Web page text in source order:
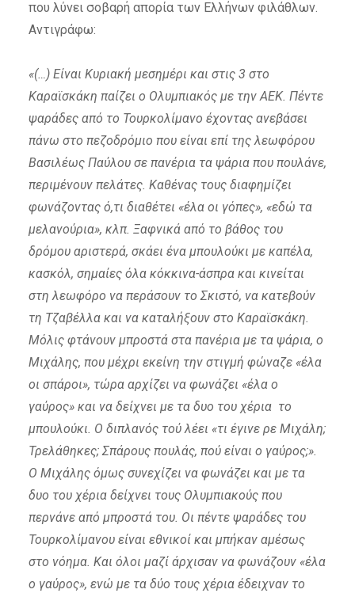
που λύνει σοβαρή απορία των Ελλήνων φιλάθλων.
Αντιγράφω:
«(…) Είναι Κυριακή μεσημέρι και στις 3 στο
Καραϊσκάκη παίζει ο Ολυμπιακός με την ΑΕΚ. Πέντε
ψαράδες από το Τουρκολίμανο έχοντας ανεβάσει
πάνω στο πεζοδρόμιο που είναι επί της λεωφόρου
Βασιλέως Παύλου σε πανέρια τα ψάρια που πουλάνε,
περιμένουν πελάτες. Καθένας τους διαφημίζει
φωνάζοντας ό,τι διαθέτει «έλα οι γόπες», «εδώ τα
μελανούρια», κλπ. Ξαφνικά από το βάθος του
δρόμου αριστερά, σκάει ένα μπουλούκι με καπέλα,
κασκόλ, σημαίες όλα κόκκινα-άσπρα και κινείται
στη λεωφόρο να περάσουν το Σκιστό, να κατεβούν
τη Τζαβέλλα και να καταλήξουν στο Καραϊσκάκη.
Μόλις φτάνουν μπροστά στα πανέρια με τα ψάρια, ο
Μιχάλης, που μέχρι εκείνη την στιγμή φώναζε «έλα
οι σπάροι», τώρα αρχίζει να φωνάζει «έλα ο
γαύρος» και να δείχνει με τα δυο του χέρια το
μπουλούκι. Ο διπλανός τού λέει «τι έγινε ρε Μιχάλη;
Τρελάθηκες; Σπάρους πουλάς, πού είναι ο γαύρος;».
Ο Μιχάλης όμως συνεχίζει να φωνάζει και με τα
δυο του χέρια δείχνει τους Ολυμπιακούς που
περνάνε από μπροστά του. Οι πέντε ψαράδες του
Τουρκολίμανου είναι εθνικοί και μπήκαν αμέσως
στο νόημα. Και όλοι μαζί άρχισαν να φωνάζουν «έλα
ο γαύρος», ενώ με τα δύο τους χέρια έδειχναν το